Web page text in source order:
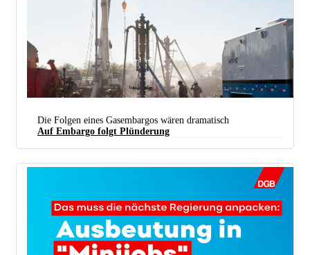
Made in USA: Feld zur Gewinnung von Frackinggas (Hydraulic Fracturing) des US-
Die Folgen eines Gasembargos wären dramatisch
Auf Embargo folgt Plünderung